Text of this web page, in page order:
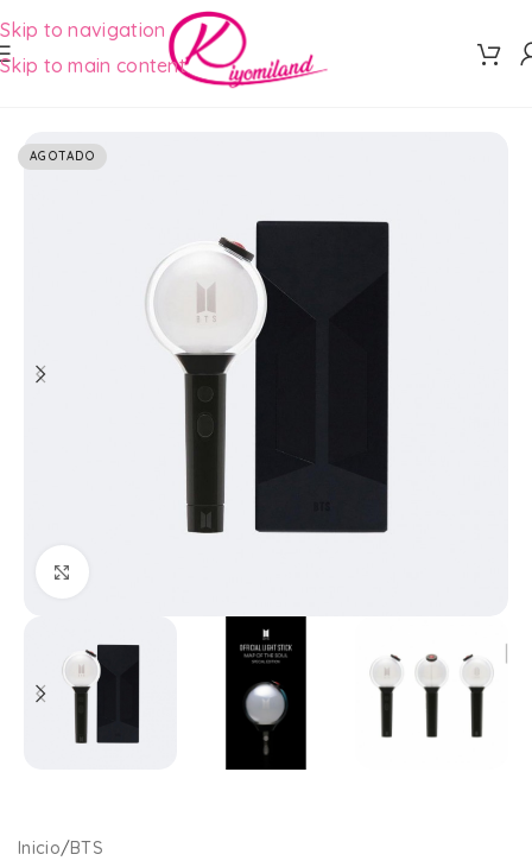
Skip to navigation
Skip to main content
AGOTADO
Inicio/BTS